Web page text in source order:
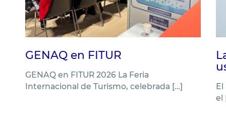
GENAQ en FITUR
GENAQ en FITUR 2026 La Feria
Internacional de Turismo, celebrada […]
el